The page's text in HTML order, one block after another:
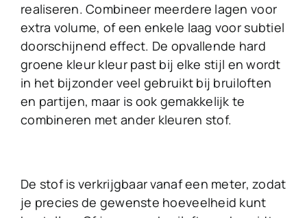
realiseren. Combineer meerdere lagen voor
extra volume, of een enkele laag voor subtiel
doorschijnend effect. De opvallende hard
groene kleur kleur past bij elke stijl en wordt
in het bijzonder veel gebruikt bij bruiloften
en partijen, maar is ook gemakkelijk te
combineren met ander kleuren stof.
De stof is verkrijgbaar vanaf een meter, zodat
je precies de gewenste hoeveelheid kunt